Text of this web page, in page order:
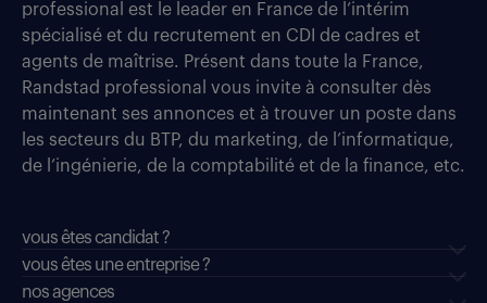
professional est le leader en France de l’intérim
spécialisé et du recrutement en CDI de cadres et
agents de maîtrise. Présent dans toute la France,
Randstad professional vous invite à consulter dès
maintenant ses annonces et à trouver un poste dans
les secteurs du BTP, du marketing, de l’informatique,
de l’ingénierie, de la comptabilité et de la finance, etc.
vous êtes candidat ?
vous êtes une entreprise ?
nos agences